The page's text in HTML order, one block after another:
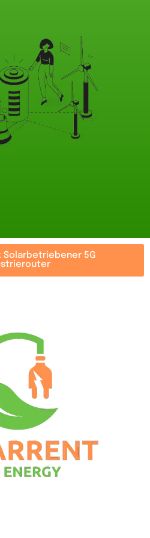
Solarbetriebener 5G